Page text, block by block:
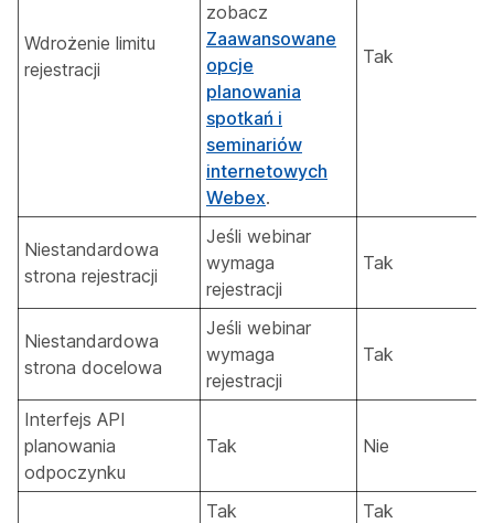
Wdrożenie limitu
rejestracji
zobacz
Zaawansowane
opcje
planowania
spotkań i
seminariów
internetowych
Webex.
Tak
Niestandardowa
strona rejestracji
Jeśli webinar
wymaga
rejestracji
Tak
Niestandardowa
strona docelowa
Jeśli webinar
wymaga
rejestracji
Tak
Interfejs API
planowania
odpoczynku
Tak Nie
Tak Tak